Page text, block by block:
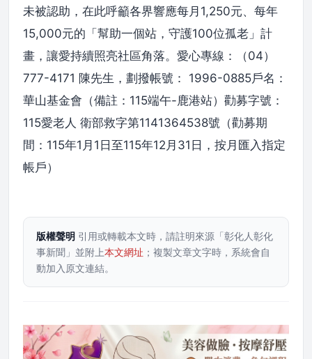
未被認助，在此呼籲各界響應每月1,250元、每年
15,000元的「幫助一個站，守護100位孤老」計
畫，讓愛持續照亮社區角落。愛心專線：（04）
777-4171 陳先生，劃撥帳號： 1996-0885戶名：
華山基金會（備註：115端午-鹿港站）勸募字號：
115愛老人 衛部救字第1141364538號（勸募期
間：115年1月1日至115年12月31日，按月匯入指定
帳戶）
版權聲明 引用或轉載本文時，請註明來源「彰化人彰化
事新聞」並附上本文網址 ；複製文章文字時，系統會自
動加入原文連結。